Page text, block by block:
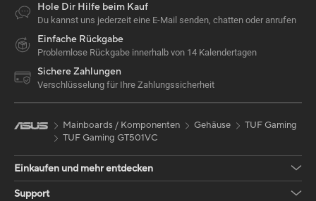
Hole Dir Hilfe beim Kauf
Du kannst uns jederzeit eine E-Mail senden, chatten oder anrufen
Einfache Rückgabe
Problemlose Rückgabe innerhalb von 14 Kalendertagen
Sichere Zahlungen
Verschlüsselung für Ihre Zahlungssicherheit
Mainboards / Komponenten Gehäuse
TUF Gaming
TUF Gaming GT501VC
Einkaufen und mehr entdecken
Support